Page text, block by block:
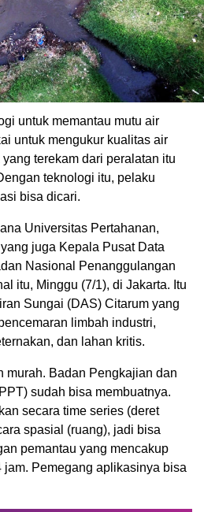
untuk memantau mutu air
untuk mengukur kualitas air
terekam dari peralatan itu
teknologi itu, pelaku
bisa dicari.
Universitas Pertahanan,
juga Kepala Pusat Data
Nasional Penanggulangan
itu, Minggu (7/1), di Jakarta. Itu
Sungai (DAS) Citarum yang
limbah industri,
dan lahan kritis.
murah. Badan Pengkajian dan
sudah bisa membuatnya.
secara time series (deret
spasial (ruang), jadi bisa
pemantau yang mencakup
jam. Pemegang aplikasinya bisa